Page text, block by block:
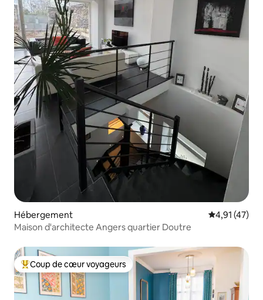
Hébergement Évaluation
4,91 (47)
Maison d'architecte Angers quartier Doutre
Coups de cœur voyageurs les plus appréciés
Coup de cœur voyageurs